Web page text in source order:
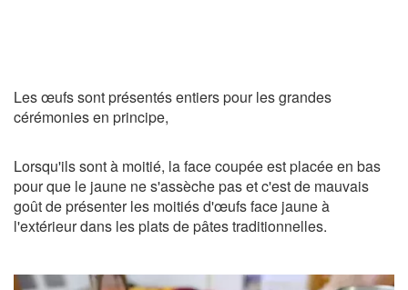
Les œufs sont présentés entiers pour les grandes
cérémonies en principe,
Lorsqu'ils sont à moitié, la face coupée est placée en bas
pour que le jaune ne s'assèche pas et c'est de mauvais
goût de présenter les moitiés d'œufs face jaune à
l'extérieur dans les plats de pâtes traditionnelles.